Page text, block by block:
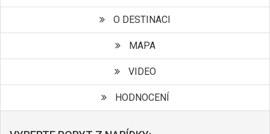
O DESTINACI
MAPA
VIDEO
HODNOCENÍ